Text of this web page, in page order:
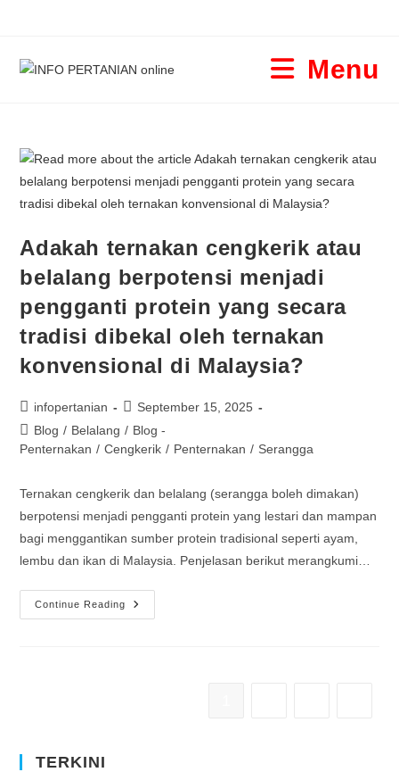
Menu
Adakah ternakan cengkerik atau
belalang berpotensi menjadi
pengganti protein yang secara
tradisi dibekal oleh ternakan
konvensional di Malaysia?
infopertanian
September 15, 2025
Blog / Belalang / Blog -
Penternakan / Cengkerik / Penternakan / Serangga
Ternakan cengkerik dan belalang (serangga boleh dimakan)
berpotensi menjadi pengganti protein yang lestari dan mampan
bagi menggantikan sumber protein tradisional seperti ayam,
lembu dan ikan di Malaysia. Penjelasan berikut merangkumi…
Continue Reading
TERKINI